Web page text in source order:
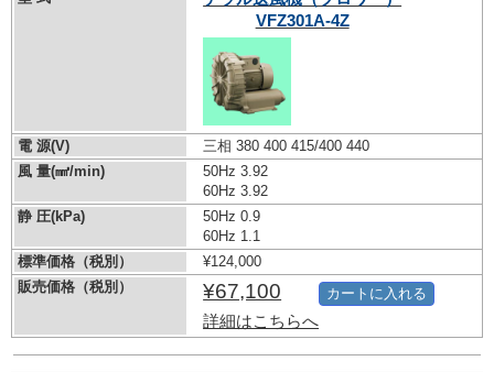
VFZ301A-4Z
電 源(V)
三相 380 400 415/400 440
風 量(㎣/min)
50Hz 3.92
60Hz 3.92
静 圧(kPa)
50Hz 0.9
60Hz 1.1
標準価格（税別）
¥124,000
販売価格（税別）
¥67,100
詳細はこちらへ
カートに入れる